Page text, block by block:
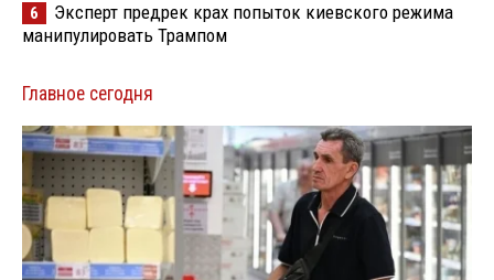
6
Эксперт предрек крах попыток киевского режима
манипулировать Трампом
Главное сегодня